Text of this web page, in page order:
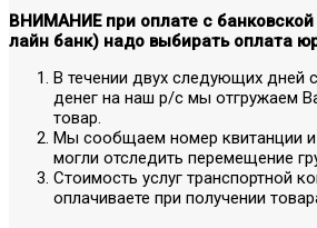
ВНИМАНИЕ при оплате с банковской
лайн банк) надо выбирать оплата
В течении двух следующих дней
денег на наш р/с мы отгружаем
товар.
Мы сообщаем номер квитанции
могли отследить перемещение
Стоимость услуг транспортной
оплачиваете при получении